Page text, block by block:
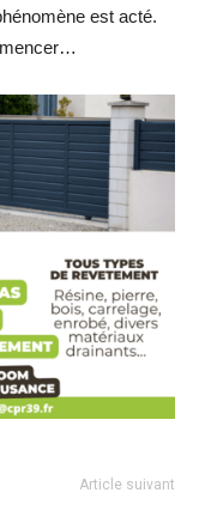
est acté.
Article suivant